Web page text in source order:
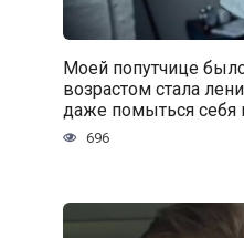
Моей попутчице
возрастом стала
даже помыться себя
696